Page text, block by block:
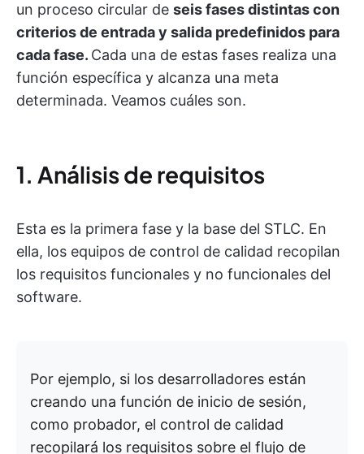
un proceso circular de seis fases distintas con
criterios de entrada y salida predefinidos para
cada fase. Cada una de estas fases realiza una
función específica y alcanza una meta
determinada. Veamos cuáles son.
1. Análisis de requisitos
Esta es la primera fase y la base del STLC. En
ella, los equipos de control de calidad recopilan
los requisitos funcionales y no funcionales del
software.
Por ejemplo, si los desarrolladores están
creando una función de inicio de sesión,
como probador, el control de calidad
recopilará los requisitos sobre el flujo de